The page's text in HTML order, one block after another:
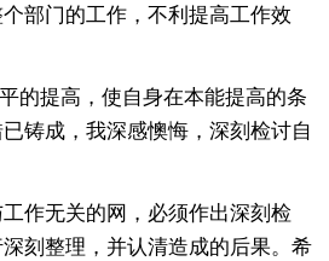
部门的工作，不利提高工作效
的提高，使自身在本能提高的条
铸成，我深感懊悔，深刻检讨自
作无关的网，必须作出深刻检
刻整理，并认清造成的后果。希